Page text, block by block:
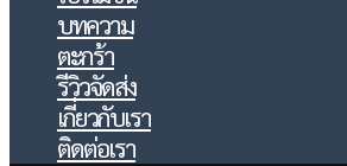
บทความ
ตะกร้า
รีวิวจัดส่ง
เกี่ยวกับเรา
ติดต่อเรา